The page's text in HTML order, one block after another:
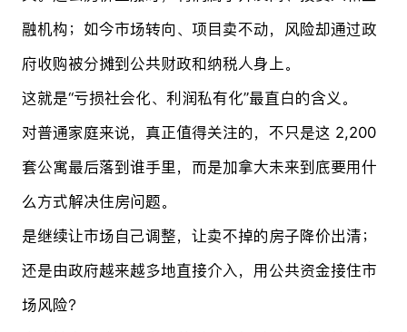
融机构；如今市场转向、项目卖不动，风险却通过政
府收购被分摊到公共财政和纳税人身上。
这就是“亏损社会化、利润私有化”最直白的含义。
对普通家庭来说，真正值得关注的，不只是这 2,200
套公寓最后落到谁手里，而是加拿大未来到底要用什
么方式解决住房问题。
是继续让市场自己调整，让卖不掉的房子降价出清；
还是由政府越来越多地直接介入，用公共资金接住市
场风险？